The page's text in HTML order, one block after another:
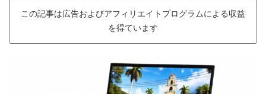
この記事は広告およびアフィリエイトプログラムによる収益
を得ています